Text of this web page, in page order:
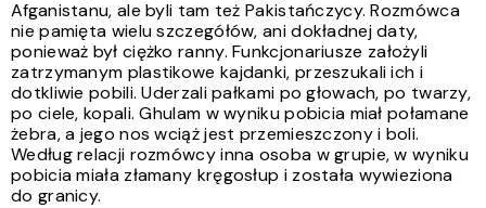
Afganistanu, ale byli tam też Pakistańczycy. Rozmówca
nie pamięta wielu szczegółów, ani dokładnej daty,
ponieważ był ciężko ranny.Funkcjonariusze założyli
zatrzymanym plastikowe kajdanki, przeszukali ich i
dotkliwie pobili. Uderzali pałkami po głowach, po twarzy,
po ciele, kopali. Ghulam w wyniku pobicia miał połamane
żebra, a jego nos wciąż jest przemieszczony i boli.
Według relacji rozmówcy inna osoba w grupie, w wyniku
pobicia miała złamany kręgosłup i została wywieziona
do granicy.